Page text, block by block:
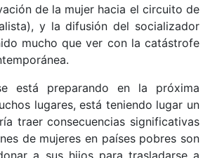
de la mujer hacia el circuito de
y la difusión del socializador
mucho que ver con la catástrofe
está preparando en la próxima
lugares, está teniendo lugar un
traer consecuencias significativas
de mujeres en países pobres son
a sus hijos para trasladarse a